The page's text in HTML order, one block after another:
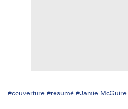
#couverture #résumé #Jamie McGuire